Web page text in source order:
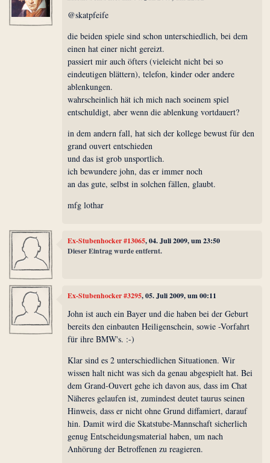
@skatpfeife
die beiden spiele sind schon unterschiedlich, bei dem
einen hat einer nicht gereizt.
passiert mir auch öfters (vieleicht nicht bei so
eindeutigen blättern), telefon, kinder oder andere
ablenkungen.
wahrscheinlich hät ich mich nach soeinem spiel
entschuldigt, aber wenn die ablenkung vortdauert?
in dem andern fall, hat sich der kollege bewust für den
grand ouvert entschieden
und das ist grob unsportlich.
ich bewundere john, das er immer noch
an das gute, selbst in solchen fällen, glaubt.
mfg lothar
Ex-Stubenhocker #13065, 04. Juli 2009, um 23:50
Dieser Eintrag wurde entfernt.
Ex-Stubenhocker #3295, 05. Juli 2009, um 00:11
John ist auch ein Bayer und die haben bei der Geburt
bereits den einbauten Heiligenschein, sowie -Vorfahrt
für ihre BMW's. :-)
Klar sind es 2 unterschiedlichen Situationen. Wir
wissen halt nicht was sich da genau abgespielt hat. Bei
dem Grand-Ouvert gehe ich davon aus, dass im Chat
Näheres gelaufen ist, zumindest deutet taurus seinen
Hinweis, dass er nicht ohne Grund diffamiert, darauf
hin. Damit wird die Skatstube-Mannschaft sicherlich
genug Entscheidungsmaterial haben, um nach
Anhörung der Betroffenen zu reagieren.